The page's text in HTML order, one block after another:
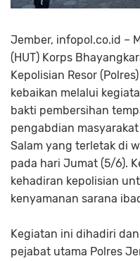
Jember, infopol.co.id –
(HUT) Korps
Kepolisian Resor
kebaikan melalui
bakti pembersihan
pengabdian
Salam yang terletak di
pada hari Jumat (5/6).
kehadiran kepolisian
kenyamanan sarana
Kegiatan ini dihadiri
pejabat utama Polres